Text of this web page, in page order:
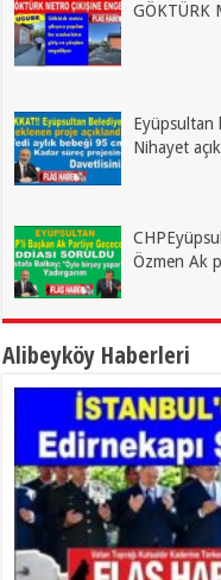
GÖKTÜRK
Eyüpsultan
Nihayet
Özmen Ak
Alibeyköy Haberleri